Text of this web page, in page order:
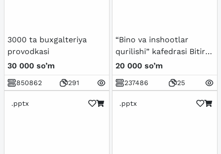
3000 ta buxgalteriya
provodkasi
30 000 so’m
850862 291
“Bino va inshootlar
qurilishi” kafedrasi Bitiruv
oldi amaliyoti bo‘yicha H I
S O B O T
20 000 so’m
237486 25
.pptx .pptx